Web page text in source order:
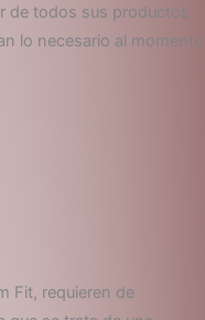
de todos sus productos
lo necesario al momento
Fit, requieren de